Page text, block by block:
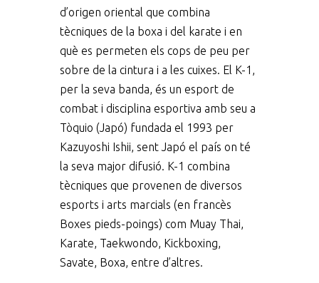
d’origen oriental que combina
tècniques de la boxa i del karate i en
què es permeten els cops de peu per
sobre de la cintura i a les cuixes. El K-1,
per la seva banda, és un esport de
combat i disciplina esportiva amb seu a
Tòquio (Japó) fundada el 1993 per
Kazuyoshi Ishii, sent Japó el país on té
la seva major difusió. K-1 combina
tècniques que provenen de diversos
esports i arts marcials (en francès
Boxes pieds-poings) com Muay Thai,
Karate, Taekwondo, Kickboxing,
Savate, Boxa, entre d’altres.